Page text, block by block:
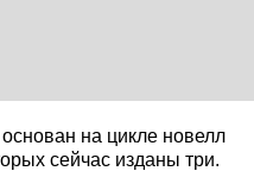
на цикле новелл
сейчас изданы три.